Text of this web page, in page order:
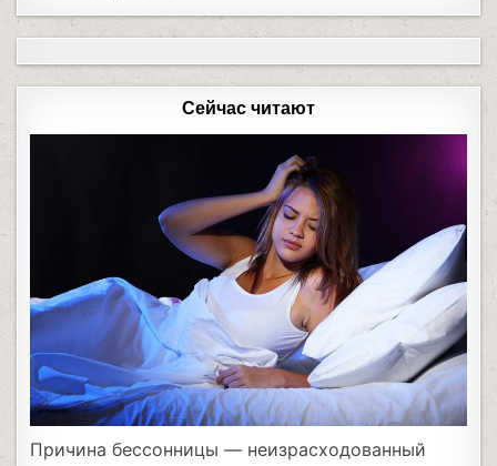
Сейчас читают
Причина бессонницы — неизрасходованный